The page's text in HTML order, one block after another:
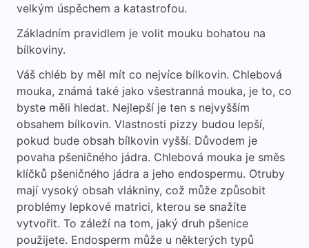
velkým úspěchem a katastrofou.
Základním pravidlem je volit mouku bohatou na
bílkoviny.
Váš chléb by měl mít co nejvíce bílkovin. Chlebová
mouka, známá také jako všestranná mouka, je to, co
byste měli hledat. Nejlepší je ten s nejvyšším
obsahem bílkovin. Vlastnosti pizzy budou lepší,
pokud bude obsah bílkovin vyšší. Důvodem je
povaha pšeničného jádra. Chlebová mouka je směs
klíčků pšeničného jádra a jeho endospermu. Otruby
mají vysoký obsah vlákniny, což může způsobit
problémy lepkové matrici, kterou se snažíte
vytvořit. To záleží na tom, jaký druh pšenice
použijete. Endosperm může u některých typů